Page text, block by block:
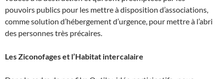
pouvoirs publics pour les mettre à disposition d’associations,
comme solution d’hébergement d’urgence, pour mettre à l’abri
des personnes très précaires.
Les Ziconofages et l’Habitat intercalaire